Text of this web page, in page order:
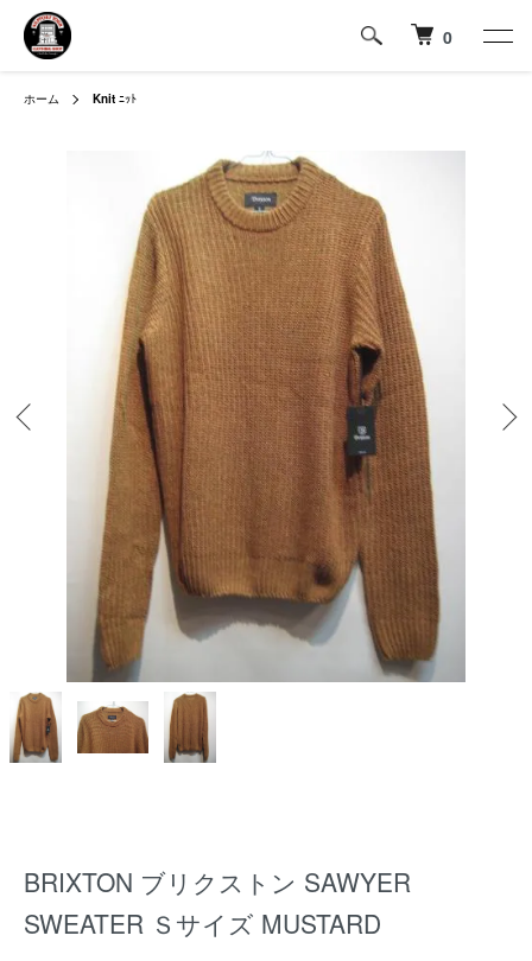
0
ホーム Knit ﾆｯﾄ
BRIXTON ブリクストン SAWYER
SWEATER Ｓサイズ MUSTARD